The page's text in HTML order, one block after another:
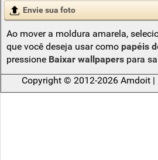
Envie sua foto
Ao mover a moldura amarela,
que você deseja usar como papéis
pressione Baixar wallpaperspara
Copyright © 2012-2026 Amdoit |